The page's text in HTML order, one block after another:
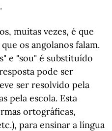
muitas vezes, é que
os angolanos falam.
e "sou" é substituído
pode ser
ser resolvido pela
pela escola. Esta
ortográficas,
para ensinar a língua